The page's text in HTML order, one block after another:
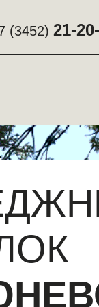
(3452) 21-
(3452) 21-